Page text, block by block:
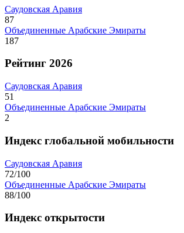
Саудовская Аравия
87
Объединенные Арабские Эмираты
187
Рейтинг 2026
Саудовская Аравия
51
Объединенные Арабские Эмираты
2
Индекс глобальной мобильности
Саудовская Аравия
72/100
Объединенные Арабские Эмираты
88/100
Индекс открытости